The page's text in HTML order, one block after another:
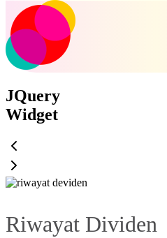
JQuery
Widget
Riwayat Dividen